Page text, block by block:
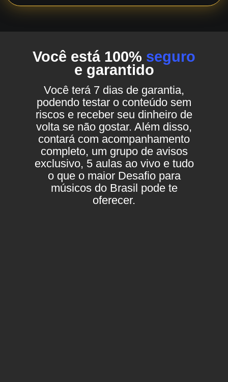
Você está 100% seguro
e garantido
Você terá 7 dias de garantia,
podendo testar o conteúdo sem
riscos e receber seu dinheiro de
volta se não gostar. Além disso,
contará com acompanhamento
completo, um grupo de avisos
exclusivo, 5 aulas ao vivo e tudo
o que o maior Desafio para
músicos do Brasil pode te
oferecer.